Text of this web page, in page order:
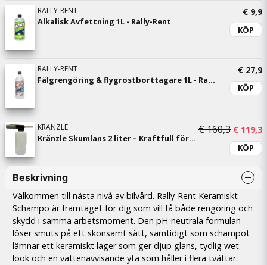
RALLY-RENT
Alkalisk Avfettning 1L - Rally-Rent
€ 9,9
KÖP
RALLY-RENT
Fälgrengöring & flygrostborttagare 1L - Rally-Rent
€ 27,9
KÖP
KRÄNZLE
Kränzle Skumlans 2 liter – Kraftfull förtvätt med D12-snabbkoppling
€ 160,3 € 119,3
KÖP
Beskrivning
Välkommen till nästa nivå av bilvård. Rally-Rent Keramiskt
Schampo är framtaget för dig som vill få både rengöring och
skydd i samma arbetsmoment. Den pH-neutrala formulan
löser smuts på ett skonsamt sätt, samtidigt som schampot
lämnar ett keramiskt lager som ger djup glans, tydlig wet
look och en vattenavvisande yta som håller i flera tvättar.